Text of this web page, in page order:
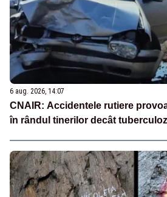
6 aug. 2026, 14:07
CNAIR: Accidentele rutiere
în rândul tinerilor decât